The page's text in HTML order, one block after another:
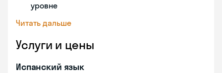
уровне
Читать дальше
Услуги и цены
Испанский язык